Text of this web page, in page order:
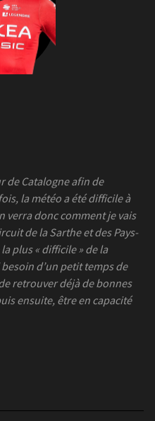
de Catalogne afin de
la météo a été difficile à
verra donc comment je vais
de la Sarthe et des Pays-
plus « difficile » de la
d’un petit temps de
retrouver déjà de bonnes
ensuite, être en capacité